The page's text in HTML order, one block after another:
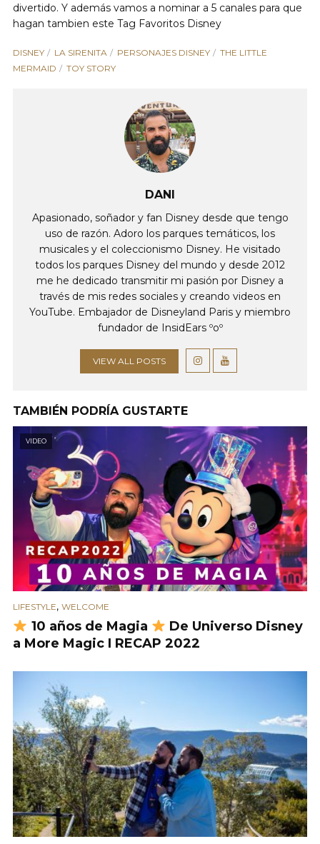
divertido. Y además vamos a nominar a 5 canales para que
hagan tambien este Tag Favoritos Disney
DISNEY LA SIRENITA PERSONAJES DISNEY
THE LITTLE
MERMAID
TOY STORY
DANI
Apasionado, soñador y fan Disney desde que tengo
uso de razón. Adoro los parques temáticos, los
musicales y el coleccionismo Disney. He visitado
todos los parques Disney del mundo y desde 2012
me he dedicado transmitir mi pasión por Disney a
través de mis redes sociales y creando videos en
YouTube. Embajador de Disneyland Paris y miembro
fundador de InsidEars ºoº
VIEW ALL POSTS
TAMBIÉN PODRÍA GUSTARTE
VIDEO
LIFESTYLE, WELCOME
10 años de Magia
De Universo Disney
a More Magic I RECAP 2022